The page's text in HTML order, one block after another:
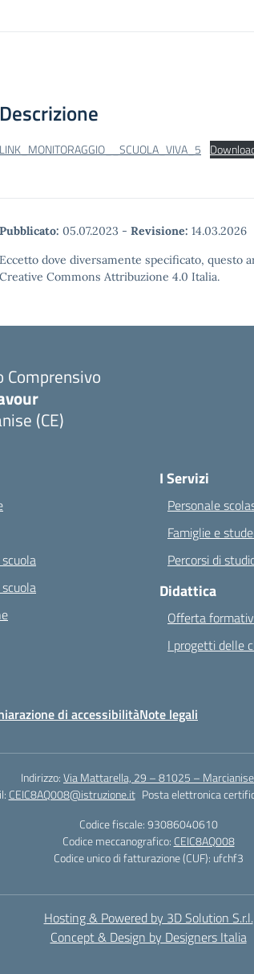
Descrizione
LINK_MONITORAGGIO__SCUOLA_VIVA_5
Pubblicato: 05.07.2023 - Revisione: 14.03.2026
Eccetto dove diversamente specificato, questo
Creative Commons Attribuzione 4.0 Italia.
Comprensivo
(CE)
I Servizi
Personale
Famiglie e
Percorsi di
Didattica
Offerta
I progetti delle
di accessibilitàNote legali
Indirizzo:Via Mattarella, 29 – 81025 – Marcianise
CEIC8AQ008@istruzione.it Posta elettronica
Codice fiscale: 93086040610
Codice meccanografico: CEIC8AQ008
Codice unico di fatturazione (CUF): ufchf3
Hosting & Powered by 3D Solution S.r.l.
Concept & Design by Designers Italia